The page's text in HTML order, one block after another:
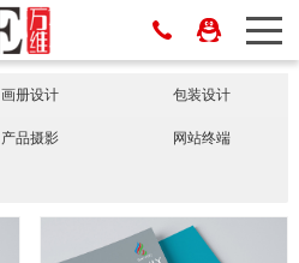
画册设计 包装设计
产品摄影 网站终端